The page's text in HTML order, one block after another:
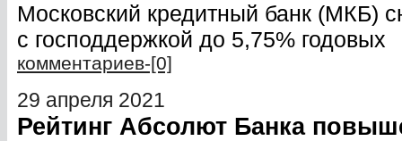
Московский кредитный банк (МКБ)
с господдержкой до 5,75% годовых
комментариев-[0]
29 апреля 2021
Рейтинг Абсолют Банка